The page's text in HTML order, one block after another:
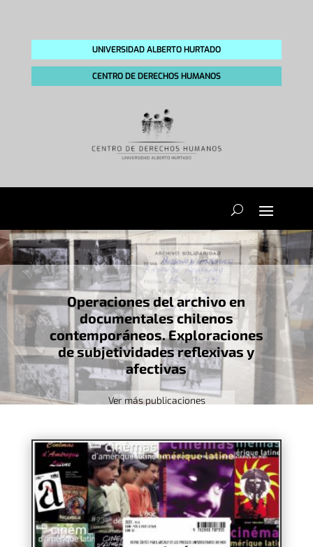
UNIVERSIDAD ALBERTO HURTADO
CENTRO DE DERECHOS HUMANOS
Operaciones del archivo en
documentales chilenos
contemporáneos. Exploraciones
de subjetividades reflexivas y
afectivas
Ver más publicaciones